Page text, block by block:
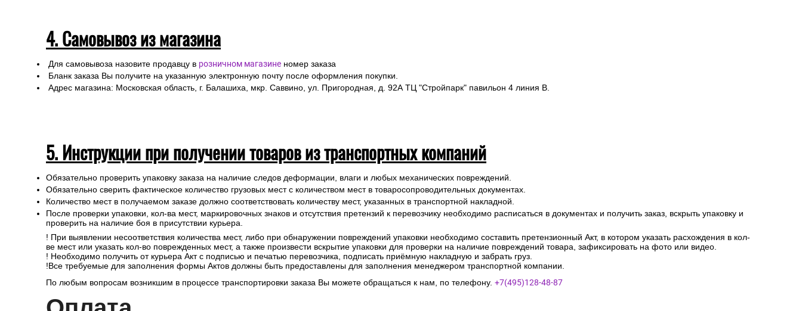
4. Самовывоз из магазина
Для самовывоза назовите продавцу в розничном магазине номер заказа
Бланк заказа Вы получите на указанную электронную почту после оформления покупки.
Адрес магазина: Московская область, г. Балашиха, мкр. Саввино, ул. Пригородная, д. 92А ТЦ "Стройпарк" павильон 4 линия В.
5. Инструкции при получении товаров из транспортных компаний
Обязательно проверить упаковку заказа на наличие следов деформации, влаги и любых механических повреждений.
Обязательно сверить фактическое количество грузовых мест с количеством мест в товаросопроводительных документах.
Количество мест в получаемом заказе должно соответствовать количеству мест, указанных в транспортной накладной.
После проверки упаковки, кол-ва мест, маркировочных знаков и отсутствия претензий к перевозчику необходимо расписаться в документах и получить заказ, вскрыть упаковку и
проверить на наличие боя в присутствии курьера.
! При выявлении несоответствия количества мест, либо при обнаружении повреждений упаковки необходимо составить претензионный Акт, в котором указать расхождения в кол-
ве мест или указать кол-во поврежденных мест, а также произвести вскрытие упаковки для проверки на наличие повреждений товара, зафиксировать на фото или видео.
! Необходимо получить от курьера Акт с подписью и печатью перевозчика, подписать приёмную накладную и забрать груз.
!Все требуемые для заполнения формы Актов должны быть предоставлены для заполнения менеджером транспортной компании.
По любым вопросам возникшим в процессе транспортировки заказа Вы можете обращаться к нам, по телефону. +7(495)128-48-87